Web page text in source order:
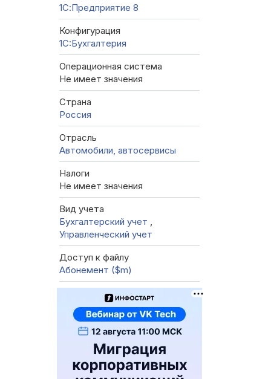
1С:Предприятие 8
Конфигурация
1C:Бухгалтерия
Операционная система
Не имеет значения
Страна
Россия
Отрасль
Автомобили, автосервисы
Налоги
Не имеет значения
Вид учета
Бухгалтерский учет ,
Управленческий учет
Доступ к файлу
Абонемент ($m)